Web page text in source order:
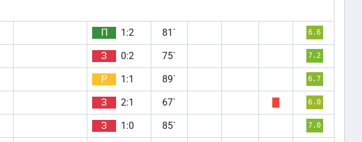
П 1:2 81` 6.6
З 0:2 75` 7.2
Р 1:1 89` 6.7
З 2:1 67` 6.0
З 1:0 85` 7.0